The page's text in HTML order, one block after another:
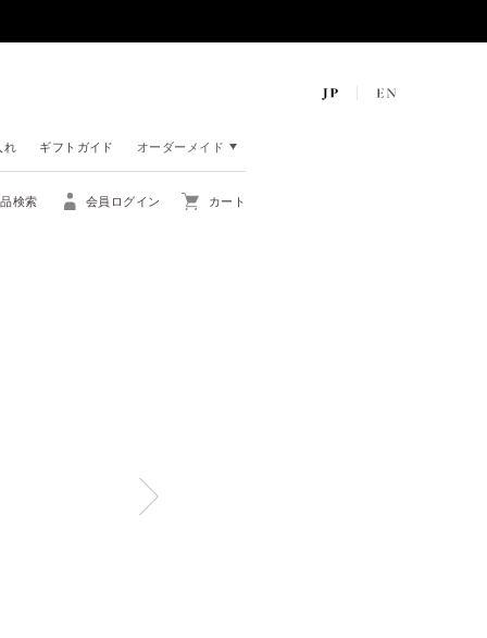
れ ギフトガイド オーダーメイド
検索 会員ログイン カート